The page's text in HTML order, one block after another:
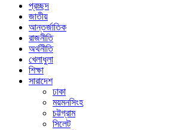
প্রচ্ছদ
জাতীয়
আন্তর্জাতিক
রাজনীতি
অর্থনীতি
খেলাধুলা
শিক্ষা
সারাদেশ
ঢাকা
ময়মনসিংহ
চট্টগ্রাম
সিলেট